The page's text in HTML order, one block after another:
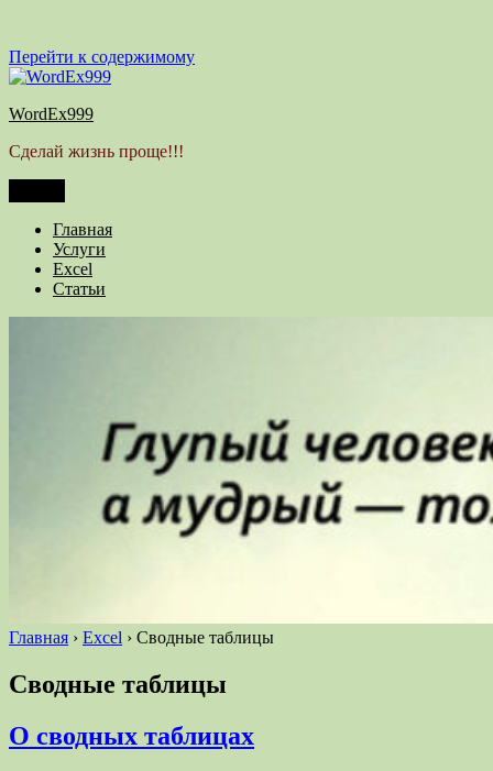
Перейти к содержимому
WordEx999
Сделай жизнь проще!!!
Главная
Услуги
Excel
Статьи
Главная › Excel › Сводные таблицы
Сводные таблицы
О сводных таблицах